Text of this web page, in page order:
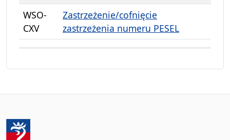
WSO-
CXV
Zastrzeżenie/cofnięcie
zastrzeżenia numeru PESEL